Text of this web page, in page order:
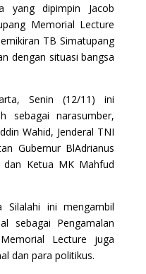
yang dipimpin Jacob
Memorial Lecture
TB Simatupang
dengan situasi bangsa
Senin (12/11) ini
sebagai narasumber,
Wahid, Jenderal TNI
Gubernur BlAdrianus
Ketua MK Mahfud
Silalahi ini mengambil
sebagai Pengamalan
Lecture juga
dan para politikus.